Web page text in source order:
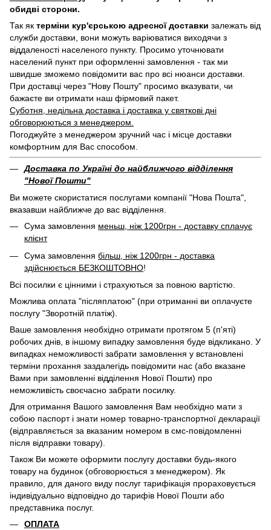
обидві сторони.
Так як терміни кур'єрською адресної доставки залежать від
служби доставки, вони можуть варіюватися виходячи з
віддаленості населеного пункту. Просимо уточнювати
населений пункт при оформленні замовлення - так ми
швидше зможемо повідомити вас про всі нюанси доставки.
При доставці через "Нову Пошту" просимо вказувати, чи
бажаєте ви отримати наш фірмовий пакет.
Суботня, недільна доставка і доставка у святкові дні
обговорюються з менеджером.
Погоджуйте з менеджером зручний час і місце доставки
комфортним для Вас способом.
Доставка по Україні до найближчого відділення
"Нової Пошти"
Ви можете скористатися послугами компанії "Нова Пошта",
вказавши найближче до вас відділення.
Сума замовлення меньш, ніж 1200грн - доставку сплачує
клієнт
Сума замовлення більш, ніж 1200грн - доставка
здійснюється БЕЗКОШТОВНО!
Всі посилки є цінними і страхуються за повною вартістю.
Можлива оплата "післяплатою" (при отриманні ви оплачуєте
послугу "Зворотній платіж).
Ваше замовлення необхідно отримати протягом 5 (п'яті)
робочих днів, в іншому випадку замовлення буде відкликано. У
випадках неможливості забрати замовлення у встановлені
терміни прохання заздалегідь повідомити нас (або вказане
Вами при замовленні відділення Нової Пошти) про
неможливість своєчасно забрати посилку.
Для отримання Вашого замовлення Вам необхідно мати з
собою паспорт і знати номер товарно-транспортної декларації
(відправляється за вказаним номером в смс-повідомленні
після відправки товару).
Також Ви можете оформити послугу доставки будь-якого
товару на будинок (обговорюється з менеджером). Як
правило, для даного виду послуг тарифікація прораховується
індивідуально відповідно до тарифів Нової Пошти або
представника послуг.
ОПЛАТА